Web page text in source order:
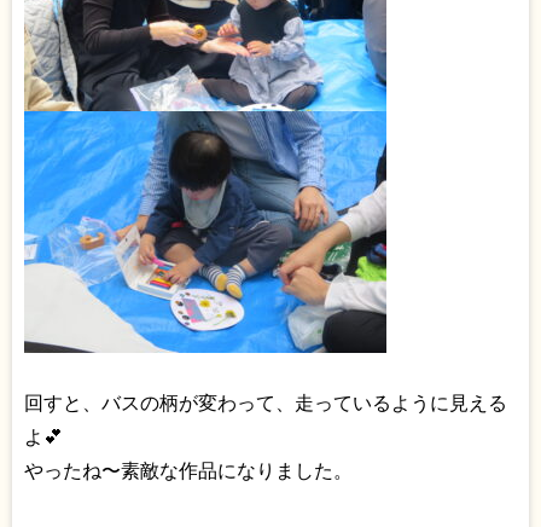
回すと、バスの柄が変わって、走っているように見える
よ💕
やったね〜素敵な作品になりました。